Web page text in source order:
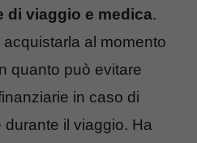
di viaggio e medica.
al momento
quanto può evitare
in caso di
il viaggio. Ha